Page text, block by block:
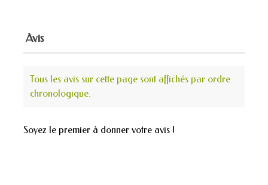
Avis
Tous les avis sur cette page sont affichés par ordre
chronologique.
Soyez le premier à donner votre avis !